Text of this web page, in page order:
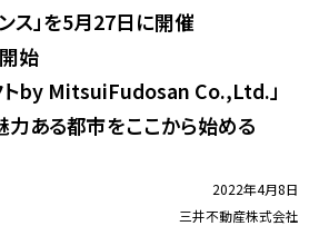
ス」を5月27日に開催
始
トby MitsuiFudosan Co.,Ltd.」
力ある都市をここから始める
2022年4月8日
三井不動産株式会社